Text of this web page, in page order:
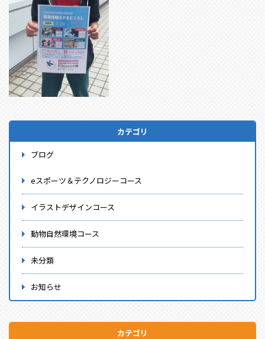
カテゴリ
ブログ
eスポーツ＆テクノロジーコース
イラストデザインコース
動物自然環境コース
未分類
お知らせ
カテゴリ